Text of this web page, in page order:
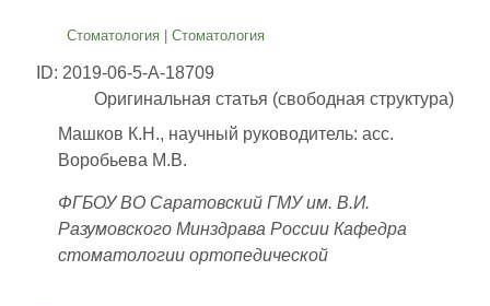
Стоматология |Стоматология
ID: 2019-06-5-A-18709
Оригинальная статья (свободная структура)
Машков К.Н., научный руководитель: асс.
Воробьева М.В.
ФГБОУ ВО Саратовский ГМУ им. В.И.
Разумовского Минздрава России Кафедра
стоматологии ортопедической